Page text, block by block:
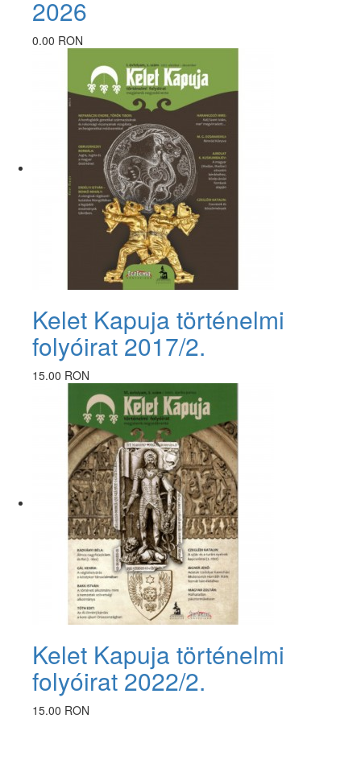
2026
0.00 RON
Kelet Kapuja történelmi
folyóirat 2017/2.
15.00 RON
Kelet Kapuja történelmi
folyóirat 2022/2.
15.00 RON